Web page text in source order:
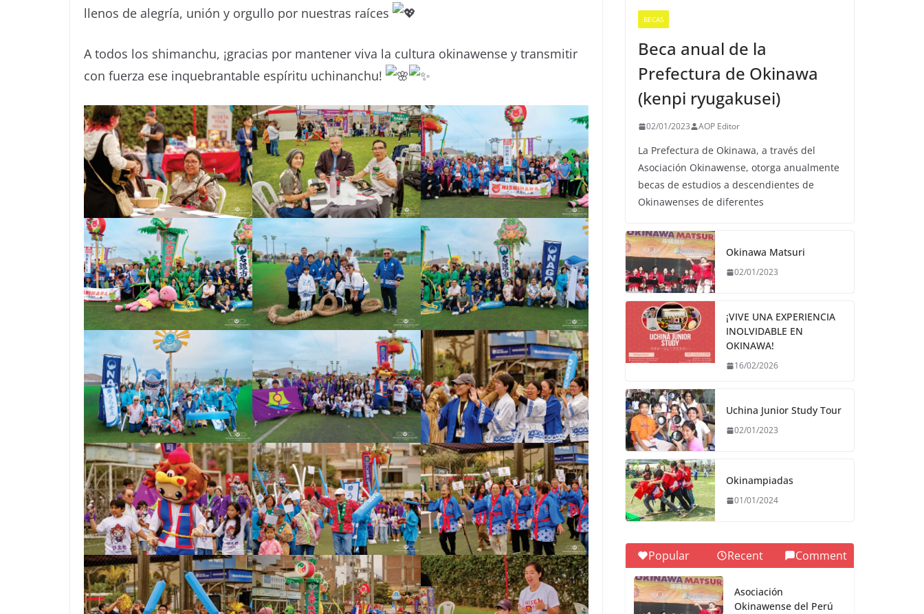
llenos de alegría, unión y orgullo por nuestras raíces
A todos los shimanchu, ¡gracias por mantener viva la cultura okinawense y transmitir
con fuerza ese inquebrantable espíritu uchinanchu!
BECAS
Beca anual de la
Prefectura de Okinawa
(kenpi ryugakusei)
02/01/2023 AOP Editor
La Prefectura de Okinawa, a través del
Asociación Okinawense, otorga anualmente
becas de estudios a descendientes de
Okinawenses de diferentes
Okinawa Matsuri
02/01/2023
¡VIVE UNA EXPERIENCIA
INOLVIDABLE EN
OKINAWA!
16/02/2026
Uchina Junior Study Tour
02/01/2023
Okinampiadas
01/01/2024
Popular Recent Comment
Asociación
Okinawense del Perú